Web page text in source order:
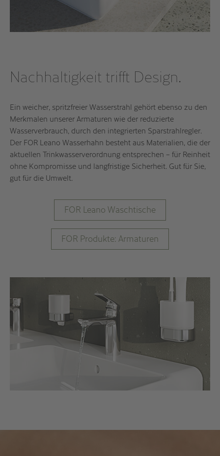
Nachhaltigkeit trifft Design.
Ein weicher, spritzfreier Wasserstrahl gehört ebenso zu den
Merkmalen unserer Armaturen wie der reduzierte
Wasserverbrauch, durch den integrierten Sparstrahlregler.
Der FOR Leano Wasserhahn besteht aus Materialien, die der
aktuellen Trinkwasserverordnung entsprechen – für Reinheit
ohne Kompromisse und langfristige Sicherheit. Gut für Sie,
gut für die Umwelt.
FOR Leano Waschtische
FOR Produkte: Armaturen